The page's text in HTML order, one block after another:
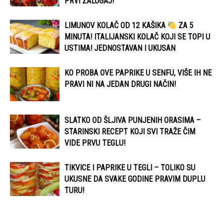
LIMUNOV KOLAČ OD 12 KAŠIKA
ZA 5
MINUTA! ITALIJANSKI KOLAČ KOJI SE TOPI U
USTIMA! JEDNOSTAVAN I UKUSAN
KO PROBA OVE PAPRIKE U SENFU, VIŠE IH NE
PRAVI NI NA JEDAN DRUGI NAČIN!
SLATKO OD ŠLJIVA PUNJENIH ORASIMA –
STARINSKI RECEPT KOJI SVI TRAŽE ČIM
VIDE PRVU TEGLU!
TIKVICE I PAPRIKE U TEGLI – TOLIKO SU
UKUSNE DA SVAKE GODINE PRAVIM DUPLU
TURU!